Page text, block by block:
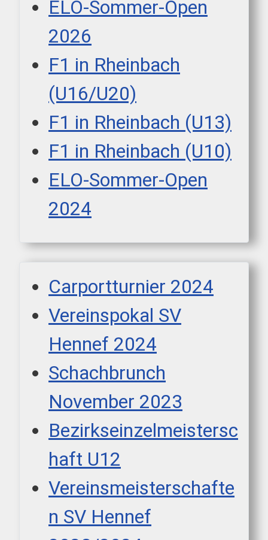
ELO-Sommer-Open
2026
F1 in Rheinbach
(U16/U20)
F1 in Rheinbach (U13)
F1 in Rheinbach (U10)
ELO-Sommer-Open
2024
Carportturnier 2024
Vereinspokal SV
Hennef 2024
Schachbrunch
November 2023
Bezirkseinzelmeistersc
haft U12
Vereinsmeisterschafte
n SV Hennef